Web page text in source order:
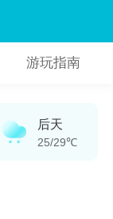
游玩指南
后天
25/29℃